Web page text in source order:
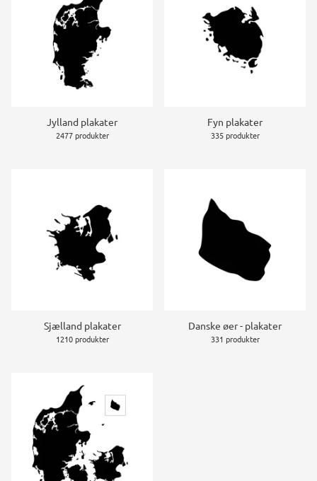
Jylland plakater
2477 produkter
Fyn plakater
335 produkter
Sjælland plakater
1210 produkter
Danske øer - plakater
331 produkter